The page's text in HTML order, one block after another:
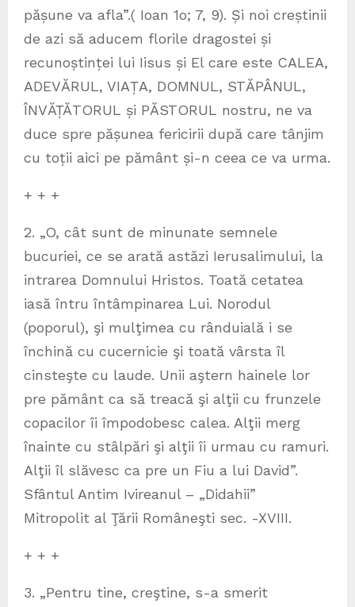
pășune va afla”.( Ioan 1o; 7, 9). Și noi creștinii
de azi să aducem florile dragostei și
recunoștinței lui Iisus și El care este CALEA,
ADEVĂRUL, VIAȚA, DOMNUL, STĂPÂNUL,
ÎNVĂȚĂTORUL și PĂSTORUL nostru, ne va
duce spre pășunea fericirii după care tânjim
cu toții aici pe pământ și-n ceea ce va urma.
+ + +
2. „O, cât sunt de minunate semnele
bucuriei, ce se arată astăzi Ierusalimului, la
intrarea Domnului Hristos. Toată cetatea
iasă întru întâmpinarea Lui. Norodul
(poporul), şi mulţimea cu rânduială i se
închină cu cucernicie şi toată vârsta îl
cinsteşte cu laude. Unii aştern hainele lor
pre pământ ca să treacă şi alţii cu frunzele
copacilor îi împodobesc calea. Alţii merg
înainte cu stâlpări şi alţii îi urmau cu ramuri.
Alţii îl slăvesc ca pre un Fiu a lui David”.
Sfântul Antim Ivireanul – „Didahii”
Mitropolit al Ţării Româneşti sec. -XVIII.
+ + +
3. „Pentru tine, creştine, s-a smerit